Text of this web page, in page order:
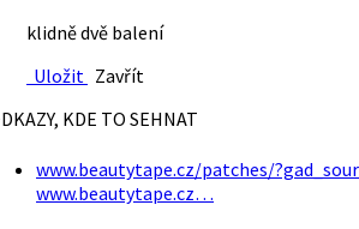
klidně dvě balení
Uložit Zavřít
KDE TO SEHNAT
www.beautytape.cz/patches/
www.beautytape.cz…